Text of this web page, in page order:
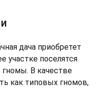
дача приобретет
участке поселятся
В качестве
как типовых гномов,